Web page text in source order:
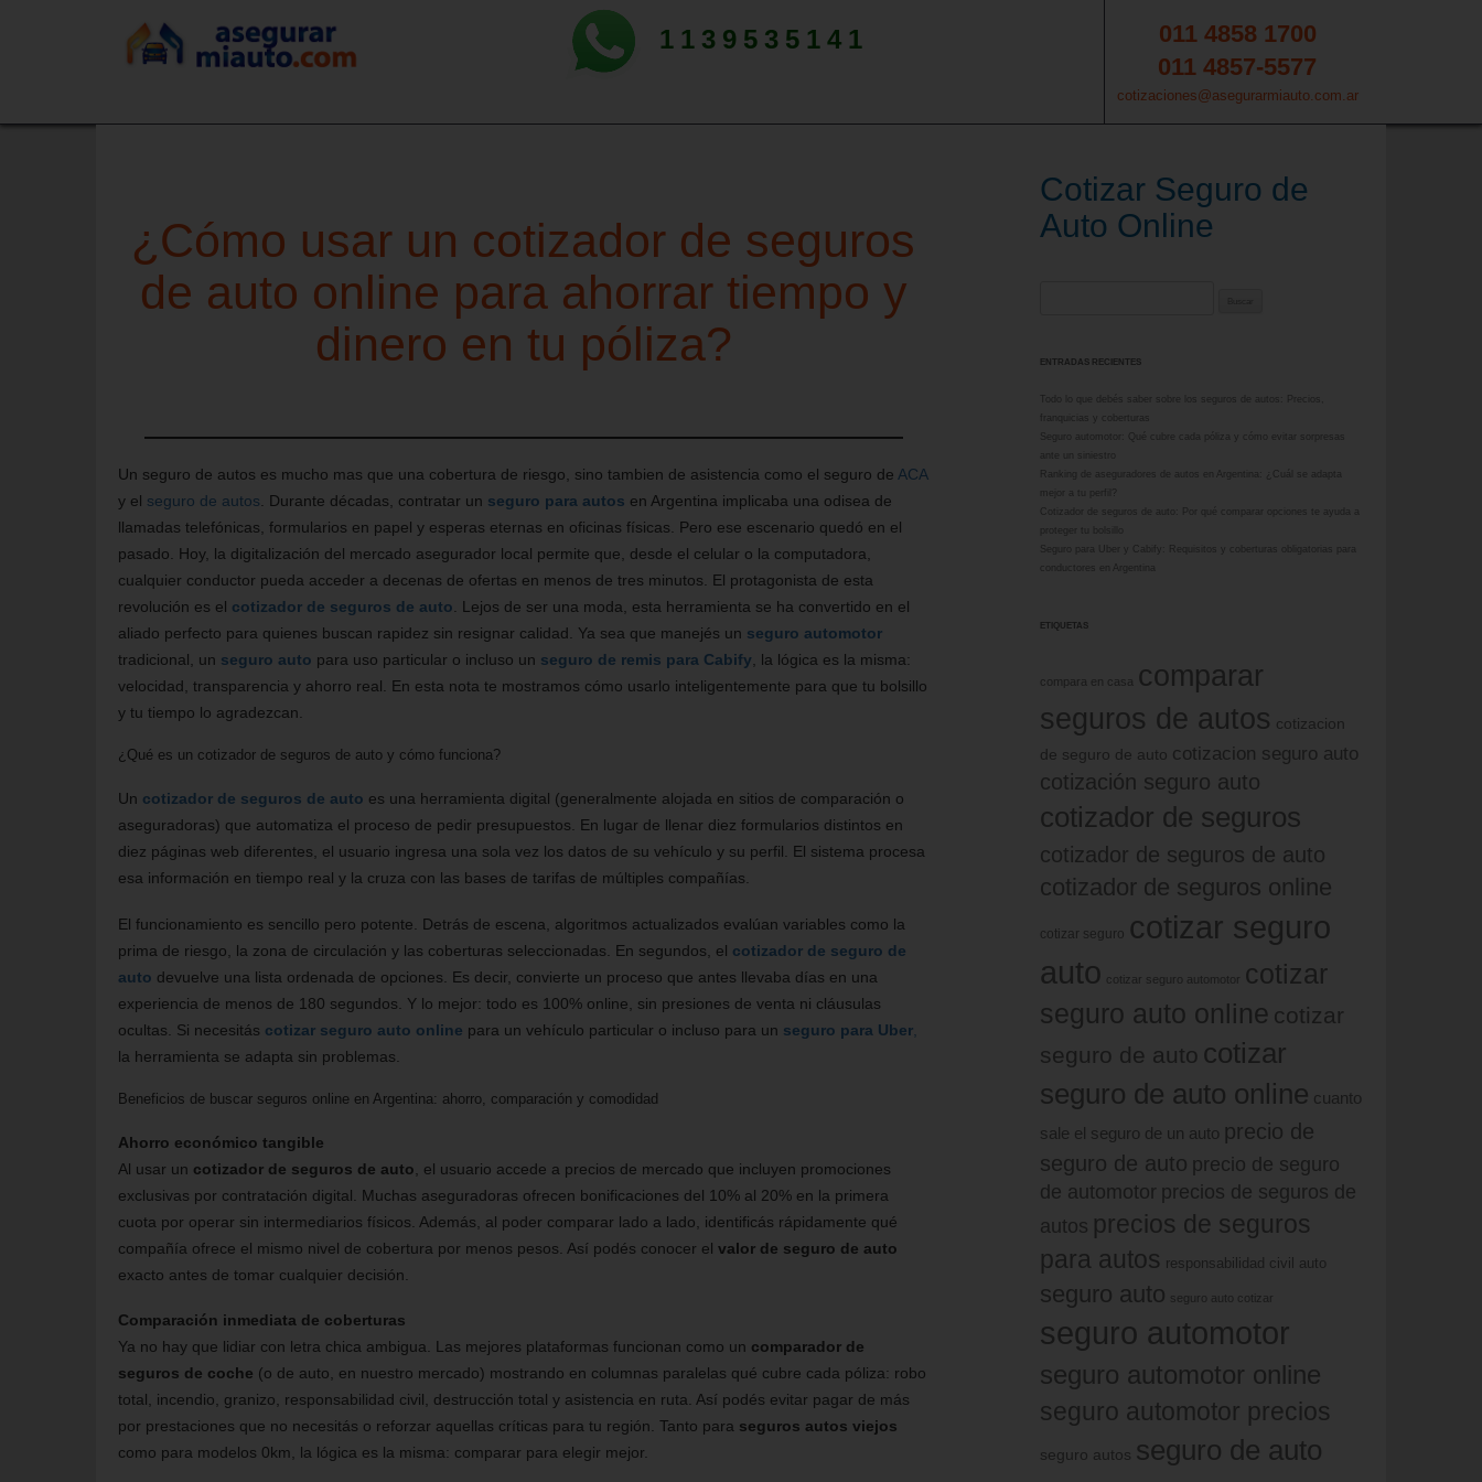
1139535141
011 4858 1700
011 4857-5577
cotizaciones@asegurarmiauto.com.ar
¿Cómo usar un cotizador de seguros
de auto online para ahorrar tiempo y
dinero en tu póliza?
Un seguro de autos es mucho mas que una cobertura de riesgo, sino tambien de asistencia como el seguro de ACA
y el seguro de autos . Durante décadas, contratar un seguro para autos en Argentina implicaba una odisea de
llamadas telefónicas, formularios en papel y esperas eternas en oficinas físicas. Pero ese escenario quedó en el
pasado. Hoy, la digitalización del mercado asegurador local permite que, desde el celular o la computadora,
cualquier conductor pueda acceder a decenas de ofertas en menos de tres minutos. El protagonista de esta
revolución es el cotizador de seguros de auto . Lejos de ser una moda, esta herramienta se ha convertido en el
aliado perfecto para quienes buscan rapidez sin resignar calidad. Ya sea que manejés un seguro automotor
tradicional, un seguro auto para uso particular o incluso un seguro de remis para Cabify , la lógica es la misma:
velocidad, transparencia y ahorro real. En esta nota te mostramos cómo usarlo inteligentemente para que tu bolsillo
y tu tiempo lo agradezcan.
¿Qué es un cotizador de seguros de auto y cómo funciona?
Un cotizador de seguros de auto es una herramienta digital (generalmente alojada en sitios de comparación o
aseguradoras) que automatiza el proceso de pedir presupuestos. En lugar de llenar diez formularios distintos en
diez páginas web diferentes, el usuario ingresa una sola vez los datos de su vehículo y su perfil. El sistema procesa
esa información en tiempo real y la cruza con las bases de tarifas de múltiples compañías.
El funcionamiento es sencillo pero potente. Detrás de escena, algoritmos actualizados evalúan variables como la
prima de riesgo, la zona de circulación y las coberturas seleccionadas. En segundos, el cotizador de seguro de
auto devuelve una lista ordenada de opciones. Es decir, convierte un proceso que antes llevaba días en una
experiencia de menos de 180 segundos. Y lo mejor: todo es 100% online, sin presiones de venta ni cláusulas
ocultas. Si necesitás cotizar seguro auto online para un vehículo particular o incluso para un seguro para Uber
la herramienta se adapta sin problemas.
Beneficios de buscar seguros online en Argentina: ahorro, comparación y comodidad
Ahorro económico tangible
Al usar un cotizador de seguros de auto , el usuario accede a precios de mercado que incluyen promociones
exclusivas por contratación digital. Muchas aseguradoras ofrecen bonificaciones del 10% al 20% en la primera
cuota por operar sin intermediarios físicos. Además, al poder comparar lado a lado, identificás rápidamente qué
compañía ofrece el mismo nivel de cobertura por menos pesos. Así podés conocer el valor de seguro de auto
exacto antes de tomar cualquier decisión.
Comparación inmediata de coberturas
Ya no hay que lidiar con letra chica ambigua. Las mejores plataformas funcionan como un comparador de
seguros de coche (o de auto, en nuestro mercado) mostrando en columnas paralelas qué cubre cada póliza: robo
total, incendio, granizo, responsabilidad civil, destrucción total y asistencia en ruta. Así podés evitar pagar de más
por prestaciones que no necesitás o reforzar aquellas críticas para tu región. Tanto para seguros autos viejos
como para modelos 0km, la lógica es la misma: comparar para elegir mejor.
Cotizar Seguro de
Auto Online
ENTRADAS RECIENTES
Seguro automotor: Qué cubre cada póliza y cómo evitar sorpresas
Cotizador de seguros de auto: Por qué comparar opciones te ayuda a
Seguro para Uber y Cabify: Requisitos y coberturas obligatorias para
ETIQUETAS
compara en casa comparar
seguros de autos cotizacion
de seguro de auto cotizacion seguro auto
cotización seguro auto
cotizador de seguros
cotizador de seguros de auto
cotizador de seguros online
cotizar seguro cotizar seguro
auto
cotizar seguro automotor cotizar
seguro auto online cotizar
seguro de auto cotizar
seguro de auto online cuanto
sale el seguro de un auto precio de
seguro de auto precio de seguro
de automotor precios de seguros de
autos precios de seguros
para autos responsabilidad civil auto
seguro auto seguro auto cotizar
seguro automotor
seguro automotor online
seguro automotor precios
seguro autos seguro de auto